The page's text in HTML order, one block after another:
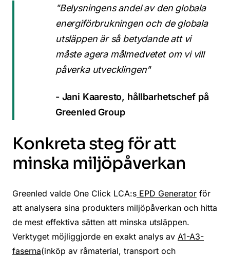
"Belysningens andel av den globala
energiförbrukningen och de globala
utsläppen är så betydande att vi
måste agera målmedvetet om vi vill
påverka utvecklingen"
- Jani Kaaresto, hållbarhetschef på
Greenled Group
Konkreta steg för att
minska miljöpåverkan
Greenled valde One Click LCA:s EPD Generator för
att analysera sina produkters miljöpåverkan och hitta
de mest effektiva sätten att minska utsläppen.
Verktyget möjliggjorde en exakt analys av A1-A3-
faserna(inköp av råmaterial, transport och